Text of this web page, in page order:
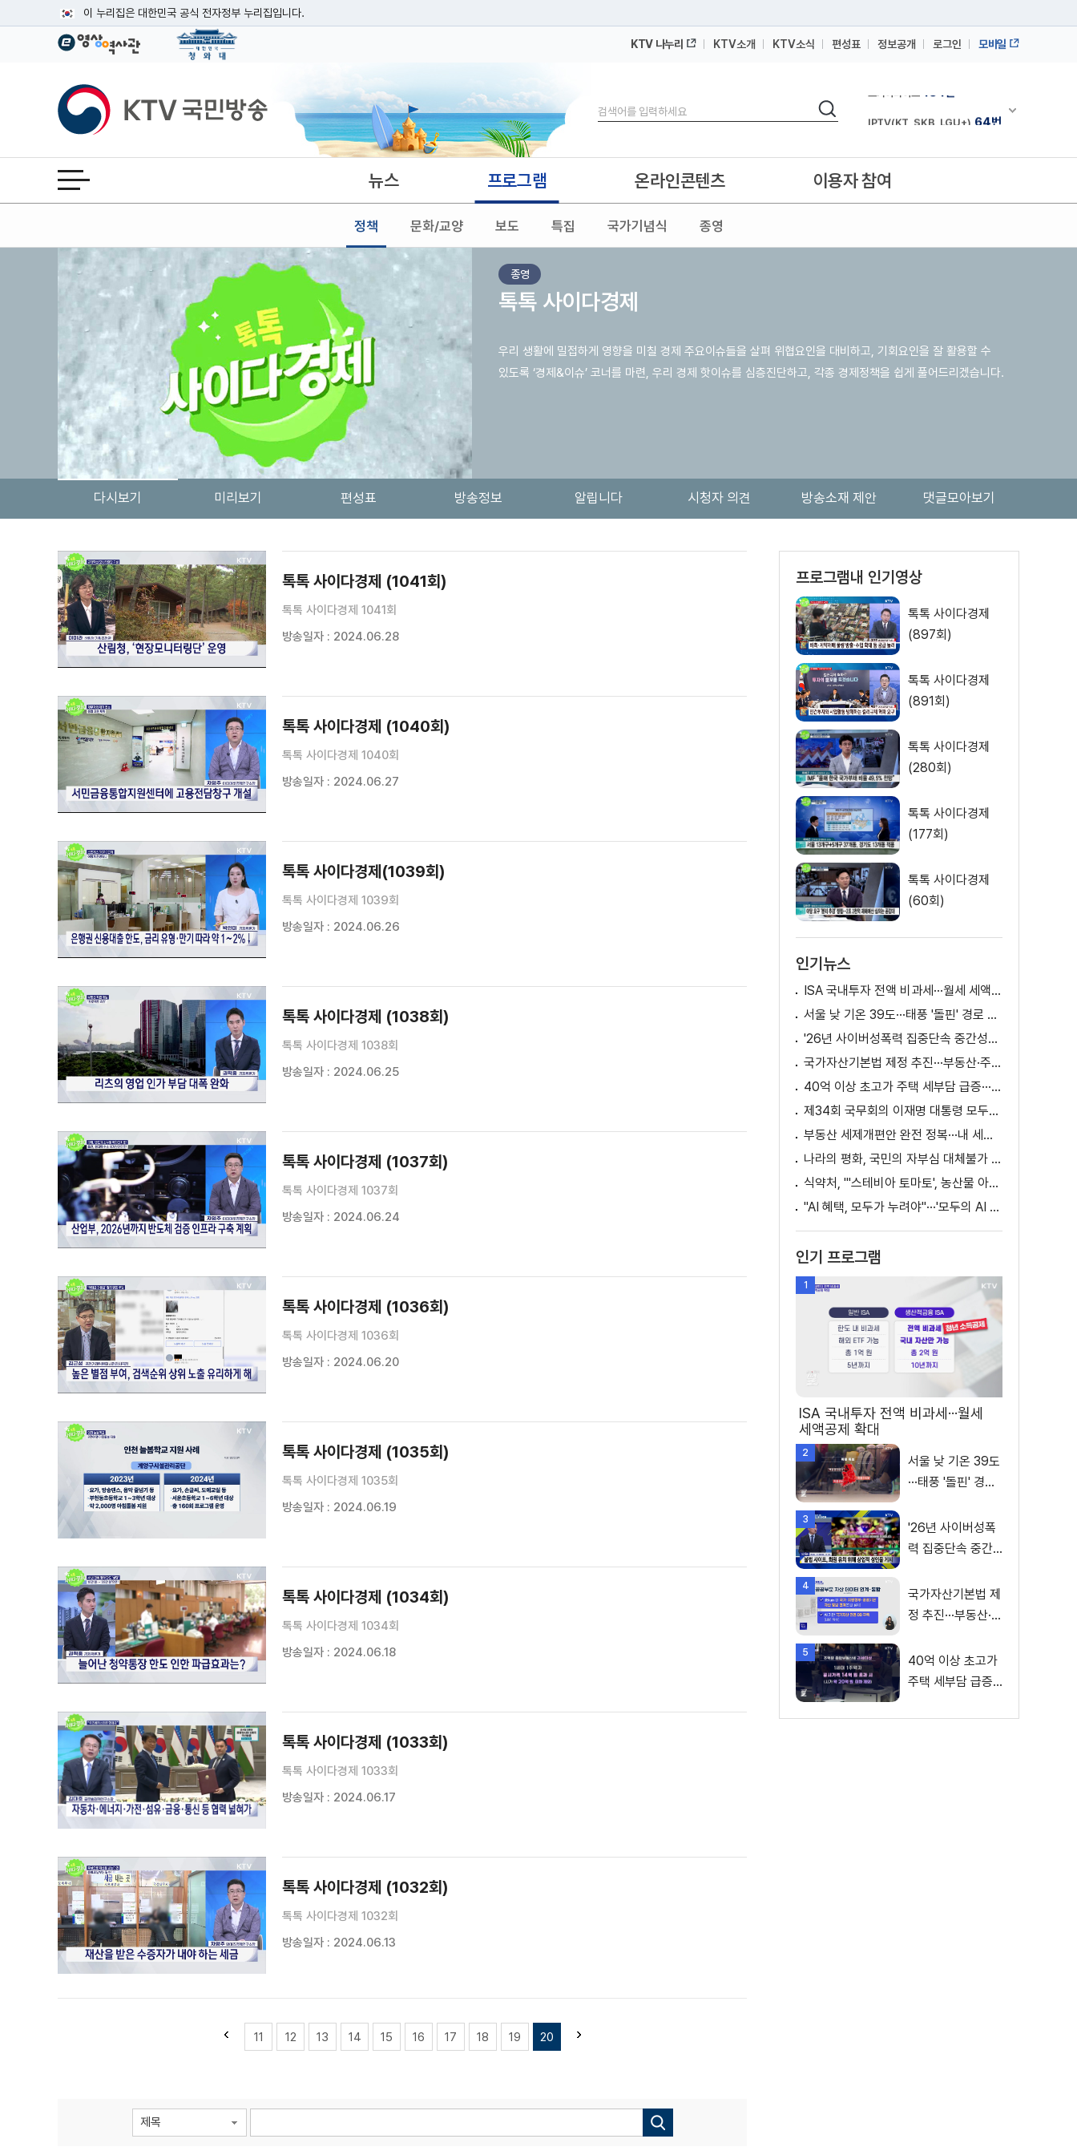
이 누리집은 대한민국 공식 전자정부 누리집입니다.
공식 누리집 주소 확인하기
이밖에 or.kr 또는 .kr등 다른 도메인 주소를 사용하고 있다면 아래 URL에서 도메인 주소를 확인해 보세요
운영중인 공식 누리집보기
KTV 나누리 KTV소개 KTV소식 편성표 정보공개 로그인 모바일
KTV국민방송
검색
검색 채널안내 펼쳐
IPTV(KT, SKB, LGU+)
전체메뉴 열기 뉴스 프로그램
정책 문화/교양 보도 특집 국가기념식 종영
온라인콘텐츠 이용자 참여
종영
톡톡 사이다경제
우리 생활에 밀접하게 영향을 미칠 경제 주요이슈들을 살펴 위협요인을 대비하고, 기회요인을 잘 활용할 수
있도록 ‘경제&이슈’ 코너를 마련, 우리 경제 핫이슈를 심층진단하고, 각종 경제정책을 쉽게 풀어드리겠습니다.
다시보기 미리보기 편성표 방송정보 알립니다 시청자 의견 방송소재 제안 댓글모아보기
톡톡 사이다경제 (1041회)
톡톡 사이다경제 1041회
방송일자 : 2024.06.28
톡톡 사이다경제 (1040회)
톡톡 사이다경제 1040회
방송일자 : 2024.06.27
톡톡 사이다경제(1039회)
톡톡 사이다경제 1039회
방송일자 : 2024.06.26
톡톡 사이다경제 (1038회)
톡톡 사이다경제 1038회
방송일자 : 2024.06.25
톡톡 사이다경제 (1037회)
톡톡 사이다경제 1037회
방송일자 : 2024.06.24
톡톡 사이다경제 (1036회)
톡톡 사이다경제 1036회
방송일자 : 2024.06.20
톡톡 사이다경제 (1035회)
톡톡 사이다경제 1035회
방송일자 : 2024.06.19
톡톡 사이다경제 (1034회)
톡톡 사이다경제 1034회
방송일자 : 2024.06.18
톡톡 사이다경제 (1033회)
톡톡 사이다경제 1033회
방송일자 : 2024.06.17
톡톡 사이다경제 (1032회)
톡톡 사이다경제 1032회
방송일자 : 2024.06.13
11 12 13 14 15 16 17 18 19 20
검색 조건
제목
검색어 입력
검색
프로그램내 인기영상
톡톡 사이다경제
(897회)
톡톡 사이다경제
(891회)
톡톡 사이다경제
(280회)
톡톡 사이다경제
(177회)
톡톡 사이다경제
(60회)
인기뉴스
ISA 국내투자 전액 비과세···월세 세액공제 확대
서울 낮 기온 39도···태풍 '돌핀' 경로 변수
'26년 사이버성폭력 집중단속 중간성과 발표···향후 추진계획은?
국가자산기본법 제정 추진···부동산·주식 등 통합 관리
40억 이상 초고가 주택 세부담 급증···실수요자 보호 강화
제34회 국무회의 이재명 대통령 모두발언
부동산 세제개편안 완전 정복···내 세금 어떻게 달라지나? [K-정책 사용법]
나라의 평화, 국민의 자부심 대체불가 대한민국 이재명 대통령 모두말씀
식약처, "'스테비아 토마토', 농산물 아닌 가공식품"
"AI 혜택, 모두가 누려야"···'모두의 AI 성장사다리' 출범
인기 프로그램
1
ISA 국내투자 전액 비과세···월세
세액공제 확대
2
서울 낮 기온 39도
···태풍 '돌핀' 경로
3
'26년 사이버성폭
력 집중단속 중간
진계획은?
4
국가자산기본법 제
정 추진···부동산·주
5
40억 이상 초고가
주택 세부담 급증···
화